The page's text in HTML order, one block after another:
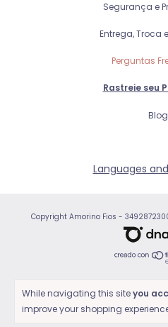
While navigating this siteyou
improve your shopping
Segurança e
Entrega, Troca
Perguntas
Rastreie seu
Blog
Languages
Copyright Amorino Fios -